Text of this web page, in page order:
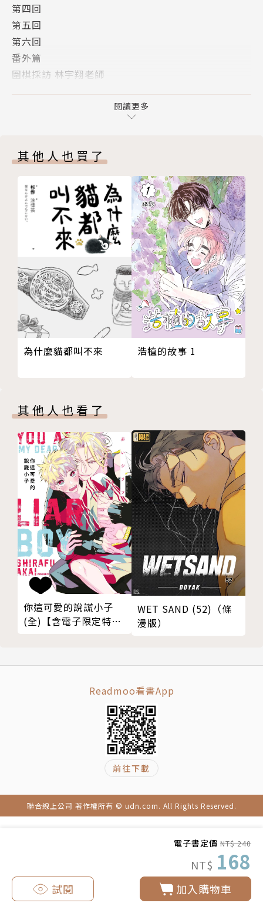
電子書定價 NT$ 240
NT$ 168
加入購物車
試閱
漫畫家小島實地取材職業棋士的職人心路，刻畫臺灣圍
棋界現況議題，
起手落子，交錯出黑白框架中的森羅萬象。
漫畫創作是件很難的事，而要自稱「某某家」更非易
事，「漫畫家」這個稱謂對仍在摸索的我來說，實在言
之過早，還請大家多多指教。
第四回
第五回
第六回
番外篇
圍棋採訪 林宇翔老師
閱讀更多
其他人也買了
為什麼貓都叫不來 浩植的故事 1
其他人也看了
你這可愛的說謊小子
(全)【含電子限定特
WET SAND (52)（條
漫版）
Readmoo看書App
前往下載
聯合線上公司 著作權所有 © udn.com. All Rights Reserved.